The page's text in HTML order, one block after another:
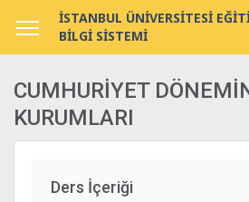
İSTANBUL ÜNİVERSİTESİ
BİLGİ SİSTEMİ
CUMHURİYET
KURUMLARI
Ders İçeriği